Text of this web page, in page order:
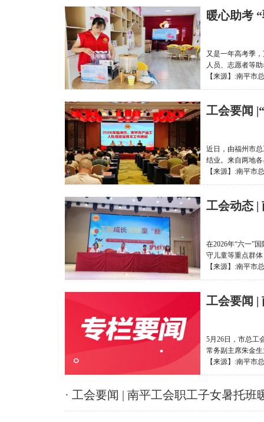
暖心助考
又是一年高考季
人员、志愿者等
【来源】:南平市
工会要闻
近日，由福州市
结业。来自两地
【来源】:南平市
工会动态 |
在2026年“六一”
守儿童等重点群
【来源】:南平市
工会要闻 |
5月26日，市总工
常务副主席朱金
【来源】:南平市
· 工会要闻 | 南平工会职工子女暑托班